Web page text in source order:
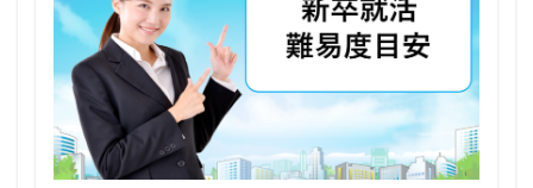
落ちてから
自己分析ツール 身バレ
自己分析
自己PR動画
職種 職務経歴書
職サークル
締切
第二新卒とは
第二新卒エージェントneo
第二新卒
超優良企業 種類
長所
面談
面接 難易度
難しく考えすぎ